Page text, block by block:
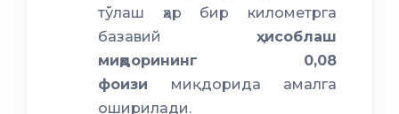
тўлаш ҳар бир километрга
базавий ҳисоблаш
миқдорининг 0,08
фоизи миқдорида амалга
оширилади.